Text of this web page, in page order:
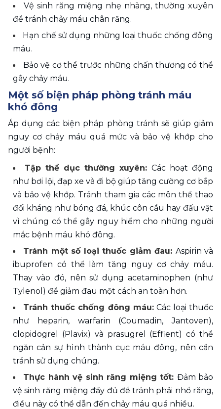
Vệ sinh răng miệng nhẹ nhàng, thường xuyên
để tránh chảy máu chân răng.
Hạn chế sử dụng những loại thuốc chống đông
máu.
Bảo vệ cơ thể trước những chấn thương có thể
gây chảy máu.
Một số biện pháp phòng tránh máu
khó đông
Áp dụng các biện pháp phòng tránh sẽ giúp giảm
nguy cơ chảy máu quá mức và bảo vệ khớp cho
người bệnh:
Tập thể dục thường xuyên: Các hoạt động
như bơi lội, đạp xe và đi bộ giúp tăng cường cơ bắp
và bảo vệ khớp. Tránh tham gia các môn thể thao
đối kháng như bóng đá, khúc côn cầu hay đấu vật
vì chúng có thể gây nguy hiểm cho những người
mắc bệnh máu khó đông.
Tránh một số loại thuốc giảm đau: Aspirin và
ibuprofen có thể làm tăng nguy cơ chảy máu.
Thay vào đó, nên sử dụng acetaminophen (như
Tylenol) để giảm đau một cách an toàn hơn.
Tránh thuốc chống đông máu: Các loại thuốc
như heparin, warfarin (Coumadin, Jantoven),
clopidogrel (Plavix) và prasugrel (Effient) có thể
ngăn cản sự hình thành cục máu đông, nên cần
tránh sử dụng chúng.
Thực hành vệ sinh răng miệng tốt: Đảm bảo
vệ sinh răng miệng đầy đủ để tránh phải nhổ răng,
điều này có thể dẫn đến chảy máu quá nhiều.